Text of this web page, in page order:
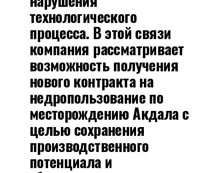
технологического
процесса. В этой связи
компания рассматривает
возможность получения
нового контракта на
недропользование по
месторождению Акдала с
целью сохранения
производственного
потенциала и